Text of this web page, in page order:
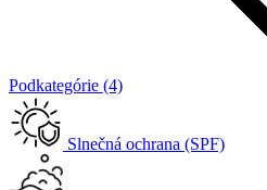
Podkategórie (4)
Slnečná ochrana (SPF)